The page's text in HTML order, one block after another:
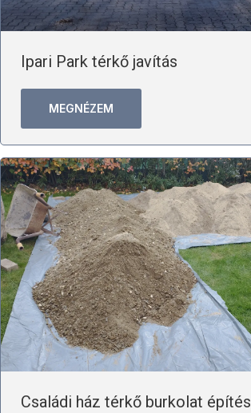
Ipari Park térkő javítás
MEGNÉZEM
Családi ház térkő burkolat építés